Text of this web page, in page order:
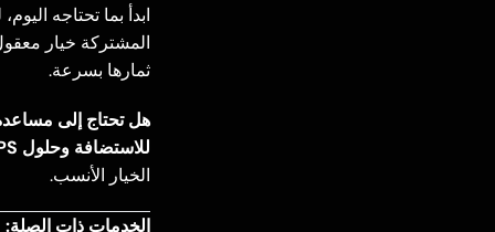
ابدأ بما تحتاجه
ثمارها بسرعة.
للاستضافة وحلول VPS مدارة مصممة وفقاً لاحتياجات عملك.
الخيار الأنسب.
الخدمات ذات الصلة: